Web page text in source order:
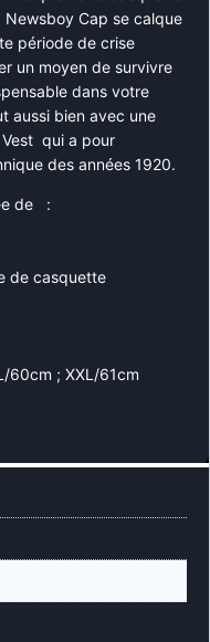
Cap se calque
période de crise
un moyen de survivre
dans votre
aussi bien avec une
qui a pour
des années 1920.
de :
de casquette
60cm ; XXL/61cm